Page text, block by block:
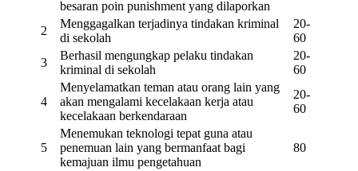
besaran poin punishment yang dilaporkan
2
Menggagalkan terjadinya tindakan kriminal
di sekolah
20-
60
3
Berhasil mengungkap pelaku tindakan
kriminal di sekolah
20-
60
4
Menyelamatkan teman atau orang lain yang
akan mengalami kecelakaan kerja atau
kecelakaan berkendaraan
20-
60
5
Menemukan teknologi tepat guna atau
penemuan lain yang bermanfaat bagi
kemajuan ilmu pengetahuan
80